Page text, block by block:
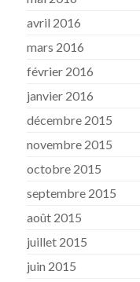
avril 2016
mars 2016
février 2016
janvier 2016
décembre 2015
novembre 2015
octobre 2015
septembre 2015
août 2015
juillet 2015
juin 2015